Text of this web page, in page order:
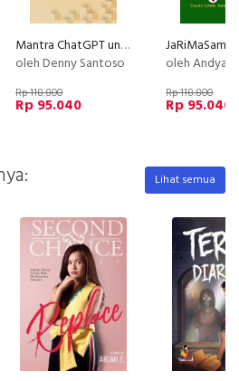
Mantra ChatGPT untuk Penulisan Buku
oleh Denny Santoso
Rp 118.800
Rp 95.040
oleh Andya
Rp 118.800
Rp 95.040
Lihat semua